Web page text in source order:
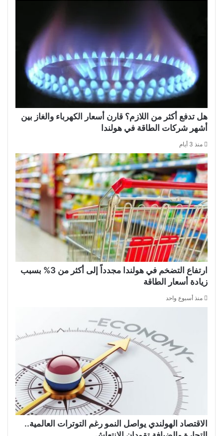
هل تدفع أكثر من اللازم؟ قارن أسعار الكهرباء والغاز بين
أشهر شركات الطاقة في هولندا
منذ 3 أيام
ارتفاع التضخم في هولندا مجدداً إلى أكثر من 3% بسبب
زيادة أسعار الطاقة
منذ أسبوع واحد
الاقتصاد الهولندي يواصل النمو رغم التوترات العالمية..